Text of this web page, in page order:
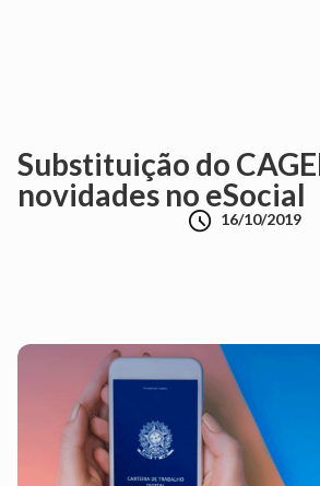
Substituição do
novidades no eSocial
 16/10/2019